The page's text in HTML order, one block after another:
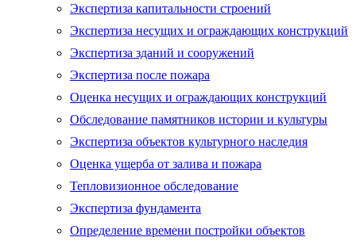
Экспертиза капитальности строений
Экспертиза несущих и ограждающих конструкций
Экспертиза зданий и сооружений
Экспертиза после пожара
Оценка несущих и ограждающих конструкций
Обследование памятников истории и культуры
Экспертиза объектов культурного наследия
Оценка ущерба от залива и пожара
Тепловизионное обследование
Экспертиза фундамента
Определение времени постройки объектов